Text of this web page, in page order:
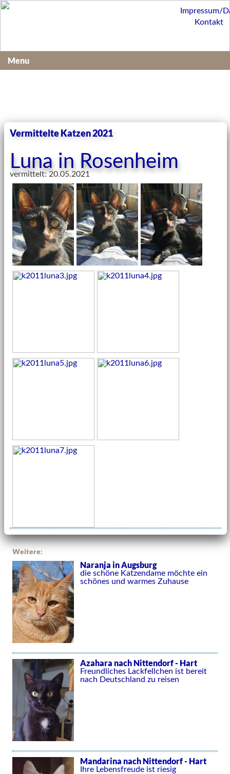
Vermittelte Katzen 2021
Luna in Rosenheim
vermittelt: 20.05.2021
Weitere:
Naranja in Augsburg
die schöne Katzendame möchte ein
schönes und warmes Zuhause
Azahara nach Nittendorf - Hart
Freundliches Lackfellchen ist bereit
nach Deutschland zu reisen
Mandarina nach Nittendorf - Hart
Ihre Lebensfreude ist riesig
Impressum/
Kontakt
Menu